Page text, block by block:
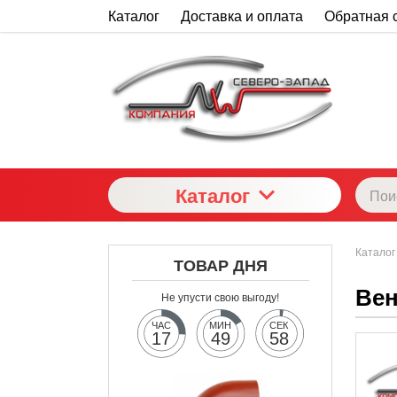
Каталог Доставка и оплата Обратная
Каталог
ТОВАР ДНЯ
Не упусти свою выгоду!
ЧАС
17
МИН
49
СЕК
58
Каталог